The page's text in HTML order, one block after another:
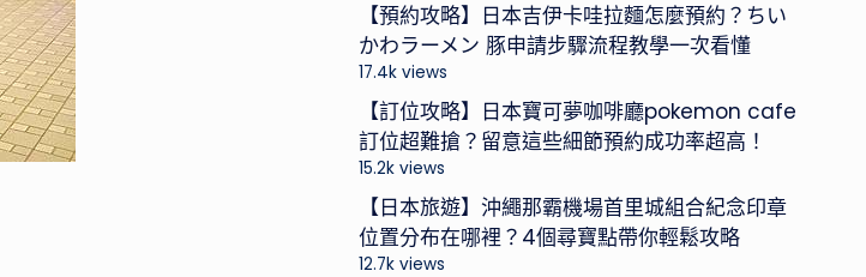
【預約攻略】日本吉伊卡哇拉麵怎麼預約？ちい
かわラーメン 豚申請步驟流程教學一次看懂
17.4k views
【訂位攻略】日本寶可夢咖啡廳pokemon cafe
訂位超難搶？留意這些細節預約成功率超高！
15.2k views
【日本旅遊】沖繩那霸機場首里城組合紀念印章
位置分布在哪裡？4個尋寶點帶你輕鬆攻略
12.7k views